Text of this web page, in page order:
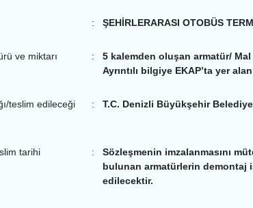
: ŞEHİRLERARASI OTOBÜS
ve miktarı :
5 kalemden oluşan armatür/ Mal
Ayrıntılı bilgiye EKAP’ta yer
teslim edileceği
: T.C. Denizli Büyükşehir
tarihi :
Sözleşmenin imzalanmasını
bulunan armatürlerin demontaj
edilecektir.